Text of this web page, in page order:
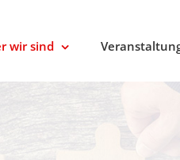
wir sind